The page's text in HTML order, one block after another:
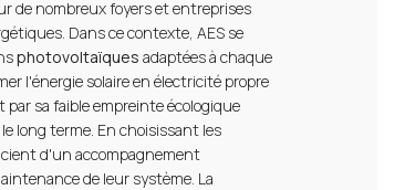
de nombreux foyers et entreprises
Dans ce contexte, AES se
photovoltaïques adaptées à chaque
l'énergie solaire en électricité propre
sa faible empreinte écologique
long terme. En choisissant les
d'un accompagnement
de leur système. La